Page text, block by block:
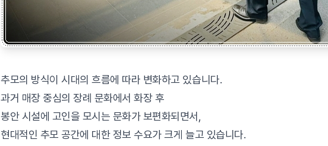
추모의 방식이 시대의 흐름에 따라 변화하고 있습니다.
과거 매장 중심의 장례 문화에서 화장 후
봉안 시설에 고인을 모시는 문화가 보편화되면서,
현대적인 추모 공간에 대한 정보 수요가 크게 늘고 있습니다.